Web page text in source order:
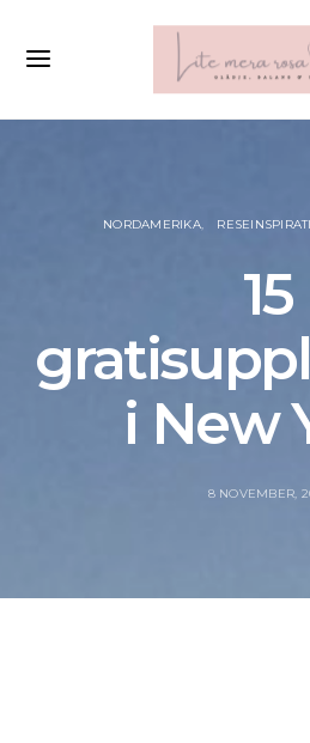
NORDAMERIKA
15
i New
8 NOVEMBER,